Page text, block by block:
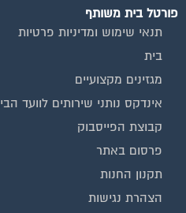
פורטל בית משותף
תנאי שימוש ומדיניות פרטיות
בית
מגזינים מקצועיים
אינדקס נותני שירותים לוועד הבית
קבוצת הפייסבוק
פרסום באתר
תקנון החנות
הצהרת נגישות